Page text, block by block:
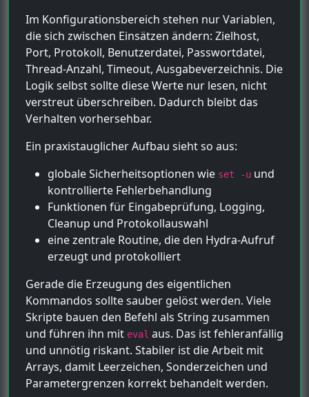
Im Konfigurationsbereich stehen nur Variablen,
die sich zwischen Einsätzen ändern: Zielhost,
Port, Protokoll, Benutzerdatei, Passwortdatei,
Thread-Anzahl, Timeout, Ausgabeverzeichnis. Die
Logik selbst sollte diese Werte nur lesen, nicht
verstreut überschreiben. Dadurch bleibt das
Verhalten vorhersehbar.
Ein praxistauglicher Aufbau sieht so aus:
globale Sicherheitsoptionen wie set -u und
kontrollierte Fehlerbehandlung
Funktionen für Eingabeprüfung, Logging,
Cleanup und Protokollauswahl
eine zentrale Routine, die den Hydra-Aufruf
erzeugt und protokolliert
Gerade die Erzeugung des eigentlichen
Kommandos sollte sauber gelöst werden. Viele
Skripte bauen den Befehl als String zusammen
und führen ihn mit eval aus. Das ist fehleranfällig
und unnötig riskant. Stabiler ist die Arbeit mit
Arrays, damit Leerzeichen, Sonderzeichen und
Parametergrenzen korrekt behandelt werden.